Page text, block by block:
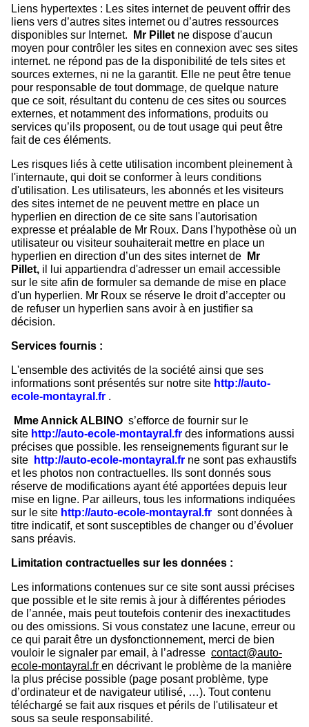
Liens hypertextes : Les sites internet de peuvent offrir des
liens vers d’autres sites internet ou d’autres ressources
disponibles sur Internet.
Mr Pillet ne dispose d'aucun
moyen pour contrôler les sites en connexion avec ses sites
internet. ne répond pas de la disponibilité de tels sites et
sources externes, ni ne la garantit. Elle ne peut être tenue
pour responsable de tout dommage, de quelque nature
que ce soit, résultant du contenu de ces sites ou sources
externes, et notamment des informations, produits ou
services qu’ils proposent, ou de tout usage qui peut être
fait de ces éléments.
Les risques liés à cette utilisation incombent pleinement à
l'internaute, qui doit se conformer à leurs conditions
d'utilisation. Les utilisateurs, les abonnés et les visiteurs
des sites internet de ne peuvent mettre en place un
hyperlien en direction de ce site sans l'autorisation
expresse et préalable de Mr Roux. Dans l'hypothèse où un
utilisateur ou visiteur souhaiterait mettre en place un
hyperlien en direction d’un des sites internet de
Mr
Pillet, il lui appartiendra d'adresser un email accessible
sur le site afin de formuler sa demande de mise en place
d'un hyperlien. Mr Roux se réserve le droit d’accepter ou
de refuser un hyperlien sans avoir à en justifier sa
décision.
Services fournis :
L'ensemble des activités de la société ainsi que ses
informations sont présentés sur notre site http://auto-
ecole-montayral.fr .
Mme Annick ALBINO s’efforce de fournir sur le
site http://auto-ecole-montayral.fr des informations aussi
précises que possible. les renseignements figurant sur le
site
http://auto-ecole-montayral.fr ne sont pas exhaustifs
et les photos non contractuelles. Ils sont donnés sous
réserve de modifications ayant été apportées depuis leur
mise en ligne. Par ailleurs, tous les informations indiquées
sur le site http://auto-ecole-montayral.fr sont données à
titre indicatif, et sont susceptibles de changer ou d’évoluer
sans préavis.
Limitation contractuelles sur les données :
Les informations contenues sur ce site sont aussi précises
que possible et le site remis à jour à différentes périodes
de l’année, mais peut toutefois contenir des inexactitudes
ou des omissions. Si vous constatez une lacune, erreur ou
ce qui parait être un dysfonctionnement, merci de bien
vouloir le signaler par email, à l’adresse contact@auto-
ecole-montayral.fr en décrivant le problème de la manière
la plus précise possible (page posant problème, type
d’ordinateur et de navigateur utilisé, …). Tout contenu
téléchargé se fait aux risques et périls de l'utilisateur et
sous sa seule responsabilité.